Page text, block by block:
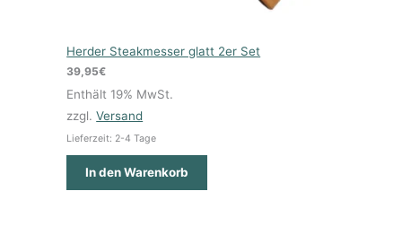
Herder Steakmesser glatt 2er Set
39,95€
Enthält 19% MwSt.
zzgl.Versand
Lieferzeit: 2-4 Tage
In den Warenkorb